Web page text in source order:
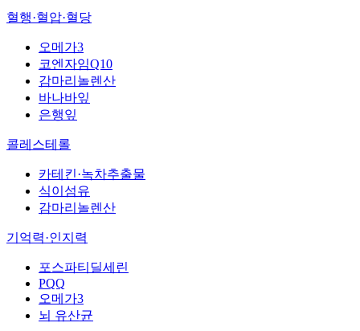
혈행·혈압·혈당
오메가3
코엔자임Q10
감마리놀렌산
바나바잎
은행잎
콜레스테롤
카테킨·녹차추출물
식이섬유
감마리놀렌산
기억력·인지력
포스파티딜세린
PQQ
오메가3
뇌 유산균